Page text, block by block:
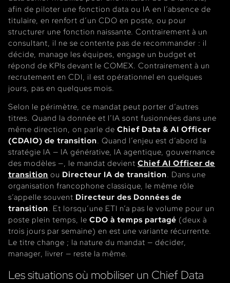
afin de piloter une fonction data ou IA en l’absence de
titulaire, en renfort d’un CDO en poste, ou pour
structurer une fonction naissante. Contrairement à un
consultant, il ne se contente pas de recommander : il
décide, manage les équipes, engage un budget et
répond de KPIs devant le COMEX. Contrairement à un
recrutement en CDI, il est opérationnel en quelques
jours, pas en quelques mois.
Selon le périmètre, ce mandat peut porter d’autres
titres. Quand la donnée et l’IA sont fusionnées dans une
même direction, on parle de Chief Data & AI Officer
(CDAIO) de transition. Quand l’enjeu est d’abord la
stratégie IA — IA générative, IA agentique, gouvernance
des modèles —, le mandat devient Chief AI Officer de
transition ou Directeur IA de transition. Dans une
organisation francophone classique, le même rôle
s’appelle souvent Directeur des Données de
transition. Et lorsqu’une ETI n’a pas le volume pour un
poste plein temps, le CDO à temps partagé (deux à
trois jours par semaine) en est une variante récurrente.
Le titre change ; la nature du mandat — décider,
manager, livrer — reste la même.
Les situations où mobiliser un Chief Data